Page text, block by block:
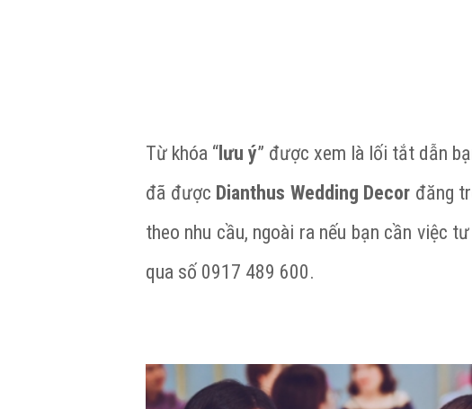
Từ khóa “ lưu ý” được xem là lối tắt dẫn
đã được Dianthus Wedding Decor đăng
theo nhu cầu, ngoài ra nếu bạn cần việc
qua số 0917 489 600.